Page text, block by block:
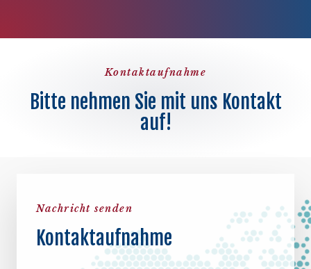
Kontaktaufnahme
Bitte nehmen Sie mit uns Kontakt
auf!
Nachricht senden
Kontaktaufnahme